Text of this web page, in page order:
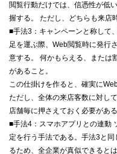
閲覧行動だけでは、信憑性が低
握する。 ただし、どちらも来店
■手法3：キャンペーンと称して
足を運ぶ際、Web閲覧時に発行
意する。 何かもらえる、または
があること。
この仕掛けを作ると、確実に
ただし、全体の来店客数に対し
店舗毎に押さえておく必要がある
■手法4：スマホアプリとの連動
定を行う手法である。手法3と
るため、全企業が真似できると